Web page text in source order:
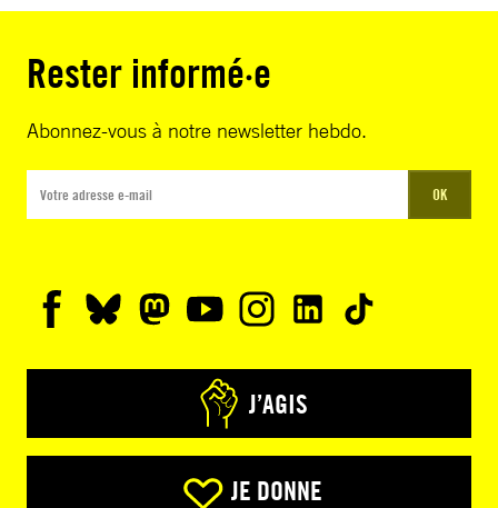
Rester informé·e
Abonnez-vous à notre newsletter hebdo.
OK
J’AGIS
JE DONNE